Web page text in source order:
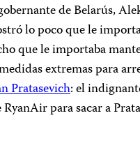
de Belarús,
lo poco que le
que le importaba
extremas para
Pratasevich: el
para sacar a